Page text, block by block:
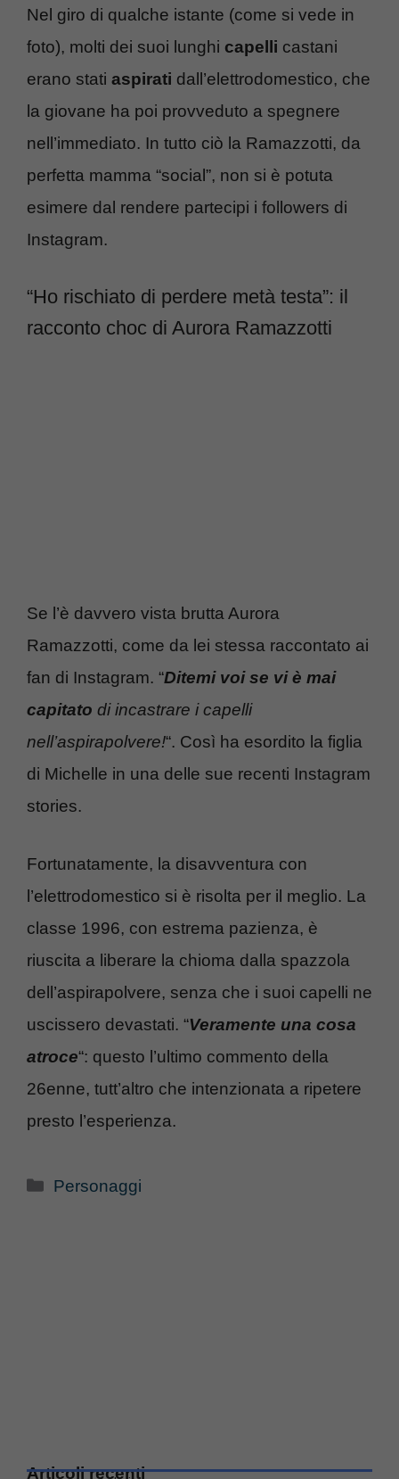
Nel giro di qualche istante (come si vede in
foto), molti dei suoi lunghi capelli castani
erano stati aspirati dall’elettrodomestico, che
la giovane ha poi provveduto a spegnere
nell’immediato. In tutto ciò la Ramazzotti, da
perfetta mamma “social”, non si è potuta
esimere dal rendere partecipi i followers di
Instagram.
“Ho rischiato di perdere metà testa”: il
racconto choc di Aurora Ramazzotti
Se l’è davvero vista brutta Aurora
Ramazzotti, come da lei stessa raccontato ai
fan di Instagram. “Ditemi voi se vi è mai
capitato di incastrare i capelli
nell’aspirapolvere!“. Così ha esordito la figlia
di Michelle in una delle sue recenti Instagram
stories.
Fortunatamente, la disavventura con
l’elettrodomestico si è risolta per il meglio. La
classe 1996, con estrema pazienza, è
riuscita a liberare la chioma dalla spazzola
dell’aspirapolvere, senza che i suoi capelli ne
uscissero devastati. “Veramente una cosa
atroce“: questo l’ultimo commento della
26enne, tutt’altro che intenzionata a ripetere
presto l’esperienza.
Categorie
Personaggi
Articoli recenti